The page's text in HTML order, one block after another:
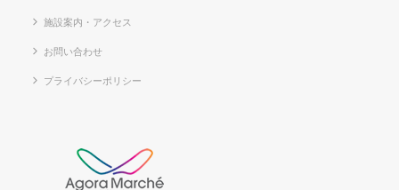
施設案内・アクセス
お問い合わせ
プライバシーポリシー